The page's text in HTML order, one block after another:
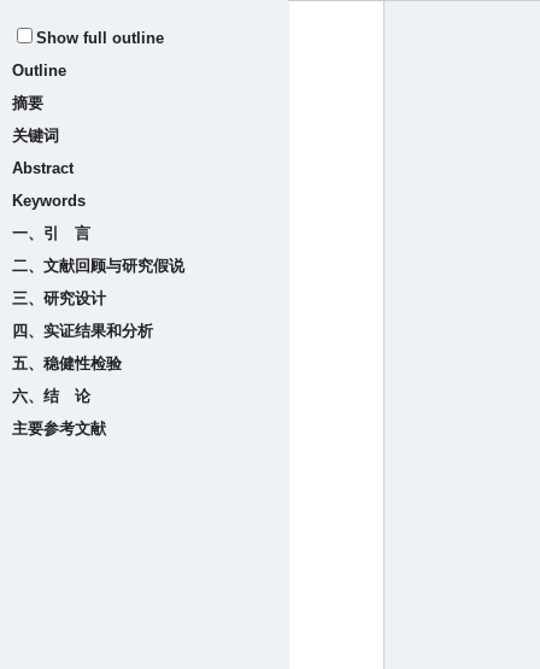
Show full outline
Outline
摘要
关键词
Abstract
Keywords
一、引 言
二、文献回顾与研究假说
三、研究设计
四、实证结果和分析
五、稳健性检验
六、结 论
主要参考文献